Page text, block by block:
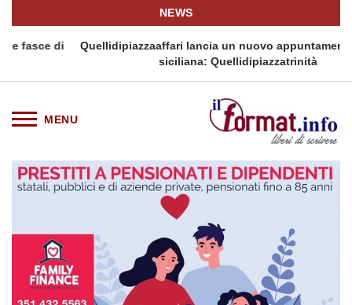
NEWS
di
Quellidipiazzaaffari lancia un nuovo appuntamento in
siciliana: Quellidipiazzatrinità